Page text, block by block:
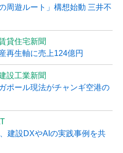
周遊ルート」構想始動 三井不
貸住宅新聞
再生軸に売上124億円
設工業新聞
ポール現法がチャンギ空港の
建設DXやAIの実践事例を共